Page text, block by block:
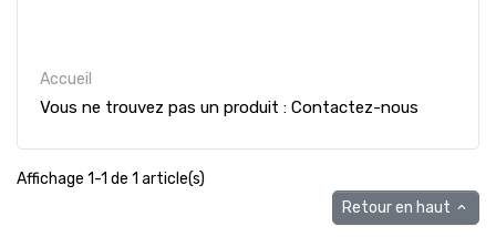
Accueil
Vous ne trouvez pas un produit : Contactez-nous
Affichage 1-1 de 1 article(s)
Retour en haut 